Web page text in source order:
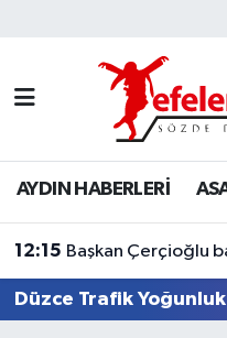
AYDIN HABERLERİ
12:15 Başkan Çerçioğlu
Düzce Trafik
Nöbetçi Eczaneler
Hava Durumu
Aydin Namaz
Trafik Durumu
Süper Lig Puan